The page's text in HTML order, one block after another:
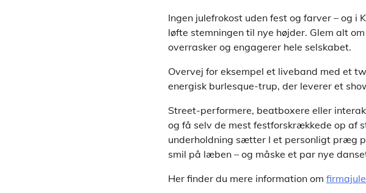
Ingen julefrokost uden fest og farver – og i
løfte stemningen til nye højder. Glem alt
overrasker og engagerer hele selskabet.
Overvej for eksempel et liveband med et
energisk burlesque-trup, der leverer et
Street-performere, beatboxere eller
og få selv de mest festforskrækkede op af
underholdning sætter I et personligt præg
smil på læben – og måske et par nye
Her finder du mere information om